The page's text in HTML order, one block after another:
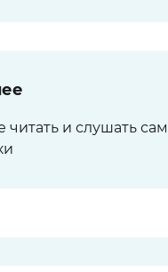
читать и слушать